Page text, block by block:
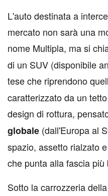
L'auto destinata a
mercato non sarà una
nome Multipla, ma si
di un SUV (disponibile
tese che riprendono
caratterizzato da un
design di rottura,
globale (dall'Europa al
spazio, assetto rialzato
che punta alla fascia più
Sotto la carrozzeria